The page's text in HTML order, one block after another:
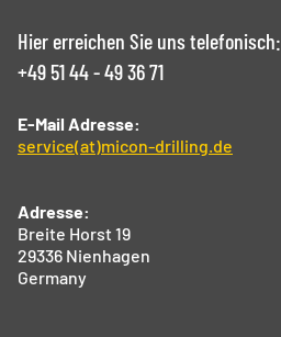
Hier erreichen Sie uns telefonisch:
+49 51 44 - 49 36 71
E-Mail Adresse:
service(at)micon-drilling.de
Adresse:
Breite Horst 19
29336 Nienhagen
Germany